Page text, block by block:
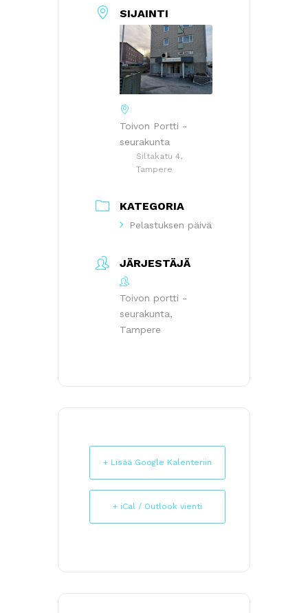
SIJAINTI
Toivon Portti -
seurakunta
Siltakatu 4,
Tampere
KATEGORIA
Pelastuksen päivä
JÄRJESTÄJÄ
Toivon portti -
seurakunta,
Tampere
+ Lisää Google Kalenteriin
+ iCal / Outlook vienti